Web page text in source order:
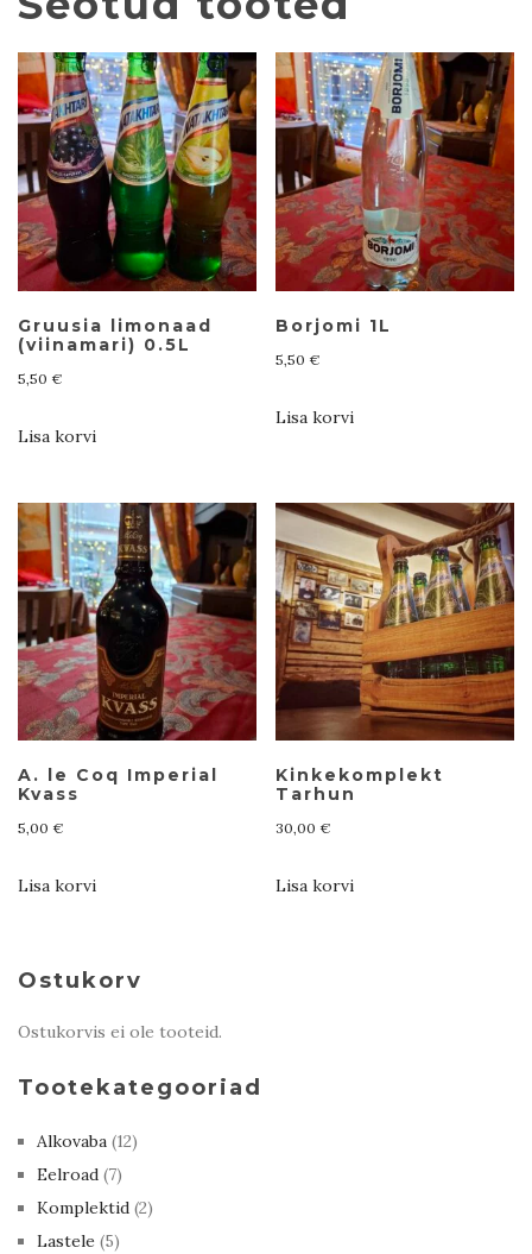
Gruusia limonaad
(viinamari) 0.5L
5,50 €
Lisa korvi
Borjomi 1L
5,50 €
Lisa korvi
A. le Coq Imperial
Kvass
5,00 €
Lisa korvi
Kinkekomplekt
Tarhun
30,00 €
Lisa korvi
Ostukorv
Ostukorvis ei ole tooteid.
Tootekategooriad
Alkovaba (12)
Eelroad (7)
Komplektid (2)
Lastele (5)